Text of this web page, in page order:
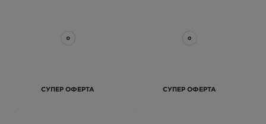
СУПЕР ОФЕРТА СУПЕР ОФЕРТА